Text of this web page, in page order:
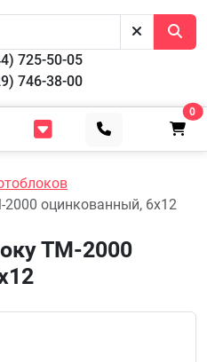
725-50-05
746-38-00
0
оцинкованный, 6х12
ТМ-2000